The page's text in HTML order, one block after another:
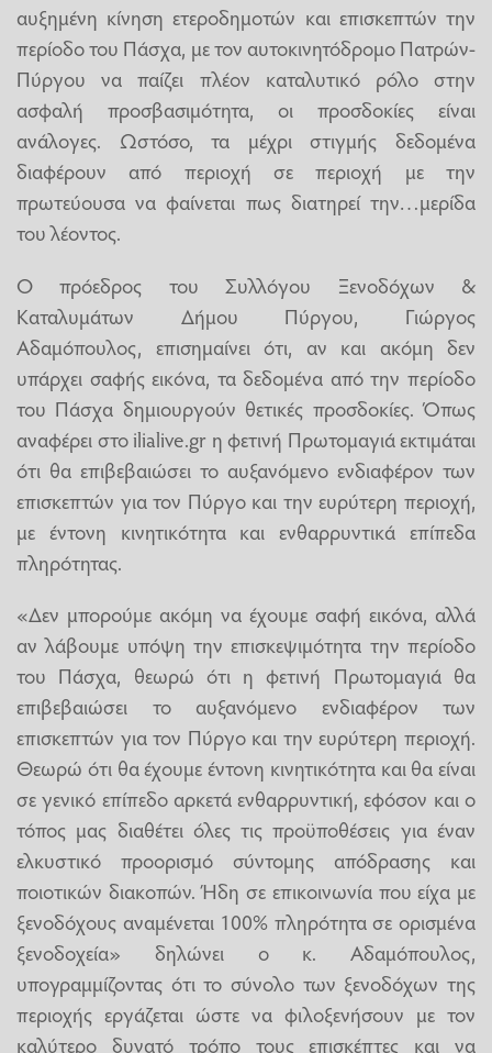
αυξημένη κίνηση ετεροδημοτών και επισκεπτών την
περίοδο του Πάσχα, με τον αυτοκινητόδρομο Πατρών-
Πύργου να παίζει πλέον καταλυτικό ρόλο στην
ασφαλή προσβασιμότητα, οι προσδοκίες είναι
ανάλογες. Ωστόσο, τα μέχρι στιγμής δεδομένα
διαφέρουν από περιοχή σε περιοχή με την
πρωτεύουσα να φαίνεται πως διατηρεί την…μερίδα
του λέοντος.
Ο πρόεδρος του Συλλόγου Ξενοδόχων &
Καταλυμάτων Δήμου Πύργου, Γιώργος
Αδαμόπουλος, επισημαίνει ότι, αν και ακόμη δεν
υπάρχει σαφής εικόνα, τα δεδομένα από την περίοδο
του Πάσχα δημιουργούν θετικές προσδοκίες. Όπως
αναφέρει στο ilialive.gr η φετινή Πρωτομαγιά εκτιμάται
ότι θα επιβεβαιώσει το αυξανόμενο ενδιαφέρον των
επισκεπτών για τον Πύργο και την ευρύτερη περιοχή,
με έντονη κινητικότητα και ενθαρρυντικά επίπεδα
πληρότητας.
«Δεν μπορούμε ακόμη να έχουμε σαφή εικόνα, αλλά
αν λάβουμε υπόψη την επισκεψιμότητα την περίοδο
του Πάσχα, θεωρώ ότι η φετινή Πρωτομαγιά θα
επιβεβαιώσει το αυξανόμενο ενδιαφέρον των
επισκεπτών για τον Πύργο και την ευρύτερη περιοχή.
Θεωρώ ότι θα έχουμε έντονη κινητικότητα και θα είναι
σε γενικό επίπεδο αρκετά ενθαρρυντική, εφόσον και ο
τόπος μας διαθέτει όλες τις προϋποθέσεις για έναν
ελκυστικό προορισμό σύντομης απόδρασης και
ποιοτικών διακοπών. Ήδη σε επικοινωνία που είχα με
ξενοδόχους αναμένεται 100% πληρότητα σε ορισμένα
ξενοδοχεία» δηλώνει ο κ. Αδαμόπουλος,
υπογραμμίζοντας ότι το σύνολο των ξενοδόχων της
περιοχής εργάζεται ώστε να φιλοξενήσουν με τον
καλύτερο δυνατό τρόπο τους επισκέπτες και να